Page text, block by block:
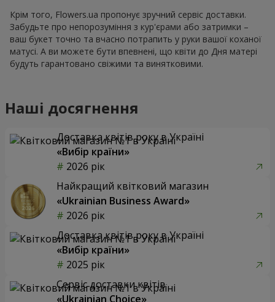
Крім того, Flowers.ua пропонує зручний сервіс доставки.
Забудьте про непорозуміння з кур'єрами або затримки –
ваш букет точно та вчасно потрапить у руки вашої коханої
матусі. А ви можете бути впевнені, що квіти до Дня матері
будуть гарантовано свіжими та винятковими.
Наші досягнення
Доставка квітів року в Україні
«Вибір країни»
2026 рік
Найкращий квітковий магазин
«Ukrainian Business Award»
2026 рік
Доставка квітів року в Україні
«Вибір країни»
2025 рік
Сервіс доставки квітів
«Ukrainian Choice»